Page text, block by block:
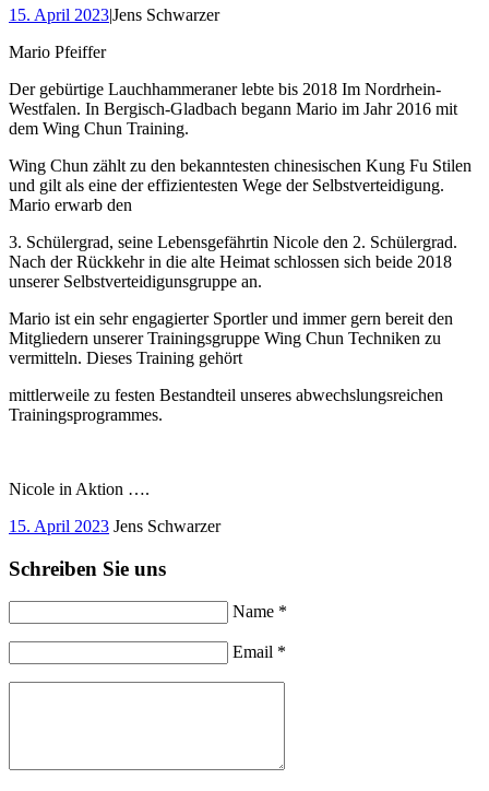
15. April 2023|Jens Schwarzer
Mario Pfeiffer
Der gebürtige Lauchhammeraner lebte bis 2018 Im Nordrhein-
Westfalen. In Bergisch-Gladbach begann Mario im Jahr 2016 mit
dem Wing Chun Training.
Wing Chun zählt zu den bekanntesten chinesischen Kung Fu Stilen
und gilt als eine der effizientesten Wege der Selbstverteidigung.
Mario erwarb den
3. Schülergrad, seine Lebensgefährtin Nicole den 2. Schülergrad.
Nach der Rückkehr in die alte Heimat schlossen sich beide 2018
unserer Selbstverteidigunsgruppe an.
Mario ist ein sehr engagierter Sportler und immer gern bereit den
Mitgliedern unserer Trainingsgruppe Wing Chun Techniken zu
vermitteln. Dieses Training gehört
mittlerweile zu festen Bestandteil unseres abwechslungsreichen
Trainingsprogrammes.
Nicole in Aktion ….
15. April 2023 Jens Schwarzer
Schreiben Sie uns
Name *
Email *